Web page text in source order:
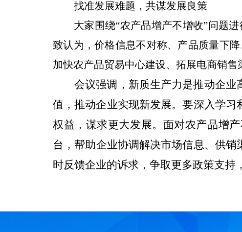
找准发展难题，共谋发展良策
大家 围绕“农产品增产不增收”问题进
致认为，价格信息不对称、产品质量下
加快农产品贸易中心建设、拓展电商销售
会议强调，新质生产力是推动企业
值，推动企业实现新发展。要深入学
权益， 谋求更大发展。面对农产品增
台，帮助企业协调解决市场信息、供销
时反馈企业的诉求，争取更多政策支持